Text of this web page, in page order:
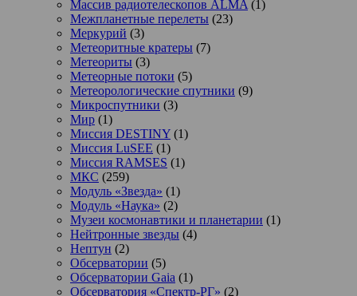
Массив радиотелескопов ALMA (1)
Межпланетные перелеты (23)
Меркурий (3)
Метеоритные кратеры (7)
Метеориты (3)
Метеорные потоки (5)
Метеорологические спутники (9)
Микроспутники (3)
Мир (1)
Миссия DESTINY (1)
Миссия LuSEE (1)
Миссия RAMSES (1)
МКС (259)
Модуль «Звезда» (1)
Модуль «Наука» (2)
Музеи космонавтики и планетарии (1)
Нейтронные звезды (4)
Нептун (2)
Обсерватории (5)
Обсерватории Gaia (1)
Обсерватория «Спектр-РГ» (2)